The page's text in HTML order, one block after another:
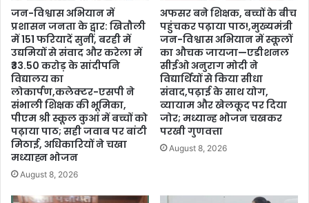
जन-विश्वास अभियान में
प्रशासन जनता के द्वार: खितौली
में 151 फरियादें सुनीं, बरही में
उद्यमियों से संवाद और करेला में
₹33.50 करोड़ के सांदीपनि
विद्यालय का
लोकार्पण,कलेक्टर-एसपी ने
संभाली शिक्षक की भूमिका,
पीएम श्री स्कूल कुआं में बच्चों को
पढ़ाया पाठ; सही जवाब पर बांटी
मिठाई, अधिकारियों ने चखा
मध्याह्न भोजन
August 8, 2026
अफसर बने शिक्षक, बच्चों के बीच
पहुंचकर पढ़ाया पाठ!,मुख्यमंत्री
जन-विश्वास अभियान में स्कूलों
का औचक जायजा—एडीशनल
सीईओ अनुराग मोदी ने
विद्यार्थियों से किया सीधा
संवाद,पढ़ाई के साथ योग,
व्यायाम और खेलकूद पर दिया
जोर; मध्यान्ह भोजन चखकर
परखी गुणवत्ता
August 8, 2026